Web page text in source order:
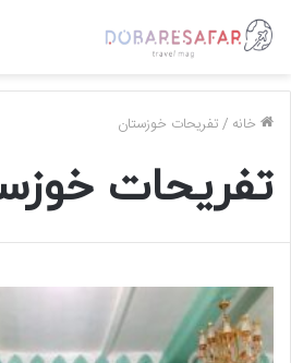
خانه /تفریحات خوزستان
تفریحات